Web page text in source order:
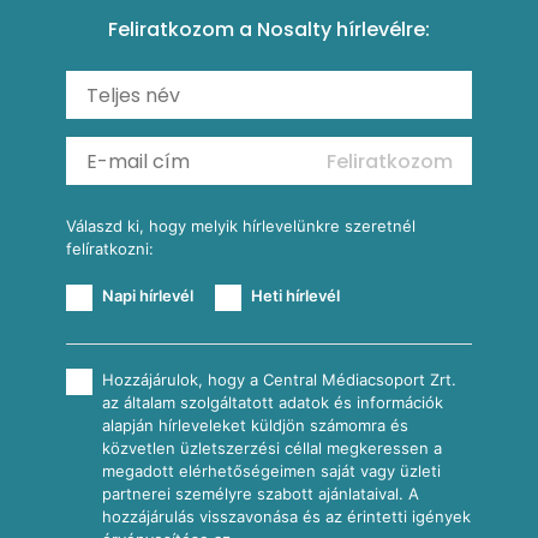
Carbonara
Shakshuka
Ratatouille
Mexikói húsleves kukorica salsával
Almás-kéksajtos kukoricasaláta
Köretek
Reggeli receptek
Feliratkozom a Nosalty hírlevélre:
Feliratkozom
Válaszd ki, hogy melyik hírlevelünkre szeretnél
felíratkozni:
Napi hírlevél Heti hírlevél
Hozzájárulok, hogy a Central Médiacsoport Zrt.
az általam szolgáltatott adatok és információk
alapján hírleveleket küldjön számomra és
közvetlen üzletszerzési céllal megkeressen a
megadott elérhetőségeimen saját vagy üzleti
partnerei személyre szabott ajánlataival. A
hozzájárulás visszavonása és az érintetti igények